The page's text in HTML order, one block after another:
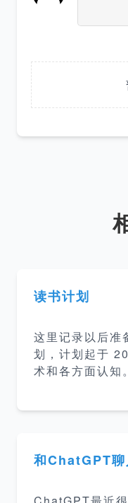
读书计划
这里记录以后准
划，计划起于
术和各方面认知。
构和各部分实现方案。 &lt;&lt;
&gt;&gt; 25% 计算
和ChatGPT聊